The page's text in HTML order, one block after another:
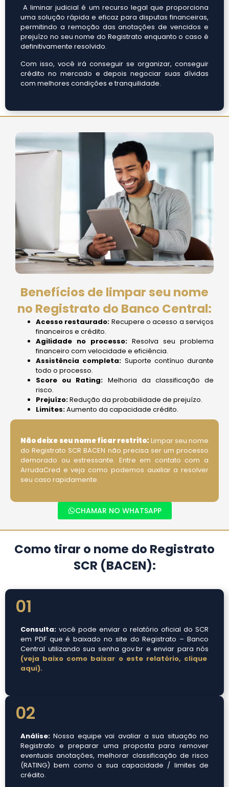
A liminar judicial é um recurso legal que proporciona
uma solução rápida e eficaz para disputas financeiras,
permitindo a remoção das anotações de vencidos e
prejuízo no seu nome do Registrato enquanto o caso é
definitivamente resolvido.
Com isso, você irá conseguir se organizar, conseguir
crédito no mercado e depois negociar suas dívidas
com melhores condições e tranquilidade.
Benefícios de limpar seu nome
no Registrato do Banco Central:
Acesso restaurado: Recupere o acesso a serviços
financeiros e crédito.
Agilidade no processo: Resolva seu problema
financeiro com velocidade e eficiência.
Assistência completa: Suporte contínuo durante
todo o processo.
Score ou Rating: Melhoria da classificação de
risco.
Prejuízo:​Redução da probabilidade de prejuízo.
Limites:Aumento da capacidade crédito.
Não deixe seu nome ficar restrito: Limpar seu nome
do Registrato SCR BACEN não precisa ser um processo
demorado ou estressante. Entre em contato com a
ArrudaCred e veja como podemos auxiliar a resolver
seu caso rapidamente.
CHAMAR NO WHATSAPP
Como tirar o nome do Registrato
SCR (BACEN):
01
Consulta: você pode enviar o relatório oficial do SCR
em PDF que é baixado no site do Registrato – Banco
Central utilizando sua senha gov.br e enviar para nós
(veja baixo como baixar o este relatório, clique
aqui).
02
Análise: Nossa equipe vai avaliar a sua situação no
Registrato e preparar uma proposta para remover
eventuais anotações, melhorar classificação de risco
(RATING) bem como a sua capacidade / limites de
crédito.